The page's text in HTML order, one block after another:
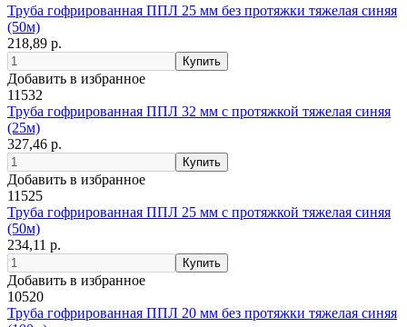
Труба гофрированная ППЛ 25 мм без протяжки тяжелая синяя
(50м)
218,89 р.
Добавить в избранное
11532
Труба гофрированная ППЛ 32 мм с протяжкой тяжелая синяя
(25м)
327,46 р.
Добавить в избранное
11525
Труба гофрированная ППЛ 25 мм с протяжкой тяжелая синяя
(50м)
234,11 р.
Добавить в избранное
10520
Труба гофрированная ППЛ 20 мм без протяжки тяжелая синяя